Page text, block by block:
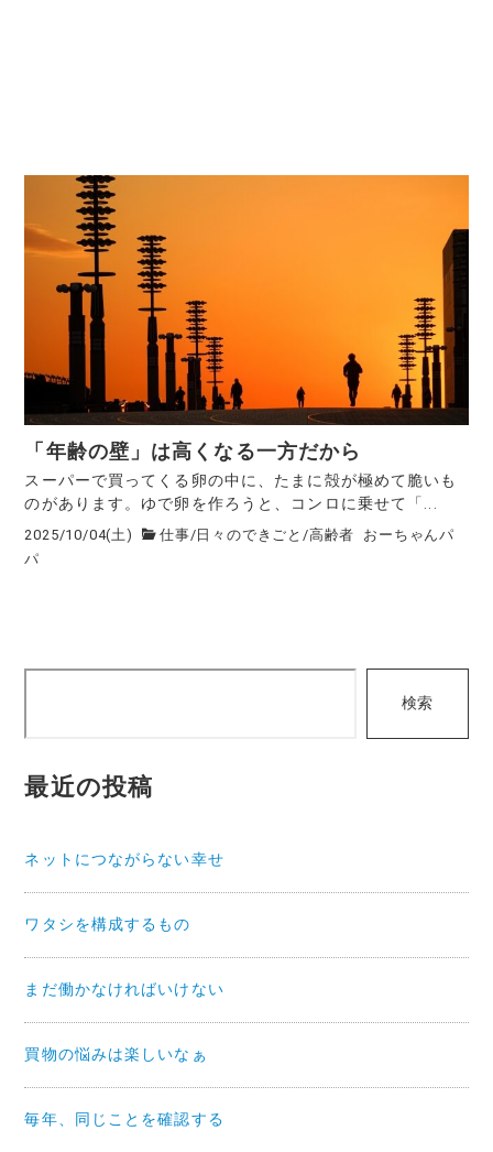
「年齢の壁」は高くなる一方だから
スーパーで買ってくる卵の中に、たまに殻が極めて脆いも
のがあります。ゆで卵を作ろうと、コンロに乗せて「...
2025/10/04(土) 仕事/日々のできごと /高齢者
おーちゃんパ
パ
検索
最近の投稿
ネットにつながらない幸せ
ワタシを構成するもの
まだ働かなければいけない
買物の悩みは楽しいなぁ
毎年、同じことを確認する